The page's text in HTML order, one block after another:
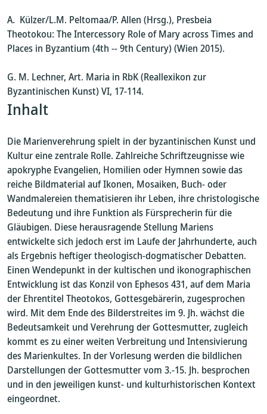
A. Külzer/L.M. Peltomaa/P. Allen (Hrsg.), Presbeia
Theotokou: The Intercessory Role of Mary across Times and
Places in Byzantium (4th -- 9th Century) (Wien 2015).
G. M. Lechner, Art. Maria in RbK (Reallexikon zur
Byzantinischen Kunst) VI, 17-114.
Inhalt
Die Marienverehrung spielt in der byzantinischen Kunst und
Kultur eine zentrale Rolle. Zahlreiche Schriftzeugnisse wie
apokryphe Evangelien, Homilien oder Hymnen sowie das
reiche Bildmaterial auf Ikonen, Mosaiken, Buch- oder
Wandmalereien thematisieren ihr Leben, ihre christologische
Bedeutung und ihre Funktion als Fürsprecherin für die
Gläubigen. Diese herausragende Stellung Mariens
entwickelte sich jedoch erst im Laufe der Jahrhunderte, auch
als Ergebnis heftiger theologisch-dogmatischer Debatten.
Einen Wendepunkt in der kultischen und ikonographischen
Entwicklung ist das Konzil von Ephesos 431, auf dem Maria
der Ehrentitel Theotokos, Gottesgebärerin, zugesprochen
wird. Mit dem Ende des Bilderstreites im 9. Jh. wächst die
Bedeutsamkeit und Verehrung der Gottesmutter, zugleich
kommt es zu einer weiten Verbreitung und Intensivierung
des Marienkultes. In der Vorlesung werden die bildlichen
Darstellungen der Gottesmutter vom 3.-15. Jh. besprochen
und in den jeweiligen kunst- und kulturhistorischen Kontext
eingeordnet.